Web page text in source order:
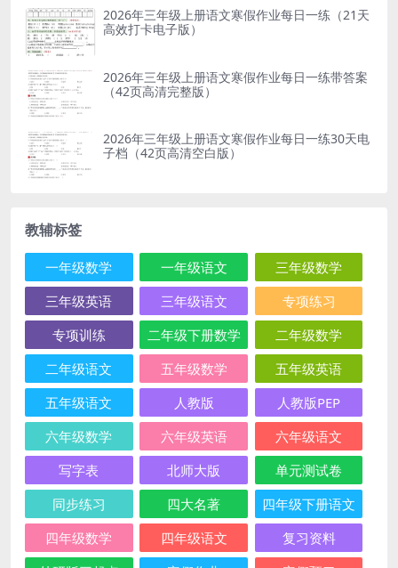
2026年三年级上册语文寒假作业每日一练（21天
高效打卡电子版）
2026年三年级上册语文寒假作业每日一练带答案
（42页高清完整版）
2026年三年级上册语文寒假作业每日一练30天电
子档（42页高清空白版）
教辅标签
一年级数学 一年级语文
三年级数学
三年级英语
三年级语文
专项练习
专项训练
二年级下册数学
二年级数学
二年级语文
五年级数学
五年级英语
五年级语文
人教版
人教版PEP
六年级数学
六年级英语
六年级语文
写字表
北师大版
单元测试卷
同步练习
四大名著
四年级下册语文
四年级数学
四年级语文
复习资料